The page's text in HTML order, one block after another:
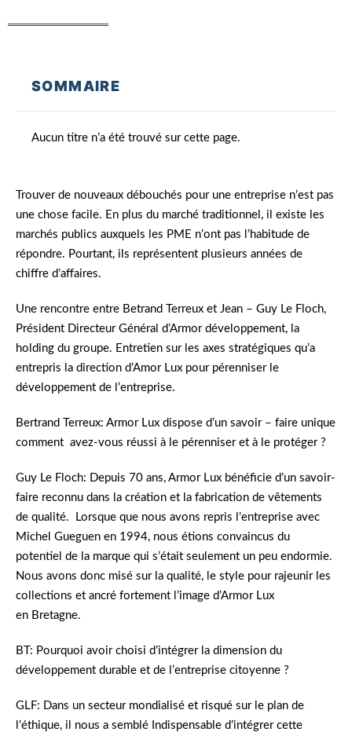
SOMMAIRE
Aucun titre n’a été trouvé sur cette page.
Trouver de nouveaux débouchés pour une entreprise n’est pas
une chose facile. En plus du marché traditionnel, il existe les
marchés publics auxquels les PME n’ont pas l’habitude de
répondre. Pourtant, ils représentent plusieurs années de
chiffre d’affaires.
Une rencontre entre Betrand Terreux et Jean – Guy Le Floch,
Président Directeur Général d’Armor développement, la
holding du groupe. Entretien sur les axes stratégiques qu’a
entrepris la direction d’Amor Lux pour pérenniser le
développement de l’entreprise.
Bertrand Terreux: Armor Lux dispose d’un savoir – faire unique
comment avez-vous réussi à le pérenniser et à le protéger ?
Guy Le Floch: Depuis 70 ans, Armor Lux bénéficie d’un savoir-
faire reconnu dans la création et la fabrication de vêtements
de qualité. Lorsque que nous avons repris l’entreprise avec
Michel Gueguen en 1994, nous étions convaincus du
potentiel de la marque qui s’était seulement un peu endormie.
Nous avons donc misé sur la qualité, le style pour rajeunir les
collections et ancré fortement l’image d’Armor Lux
en Bretagne.
BT: Pourquoi avoir choisi d’intégrer la dimension du
développement durable et de l’entreprise citoyenne ?
GLF: Dans un secteur mondialisé et risqué sur le plan de
l’éthique, il nous a semblé Indispensable d’intégrer cette